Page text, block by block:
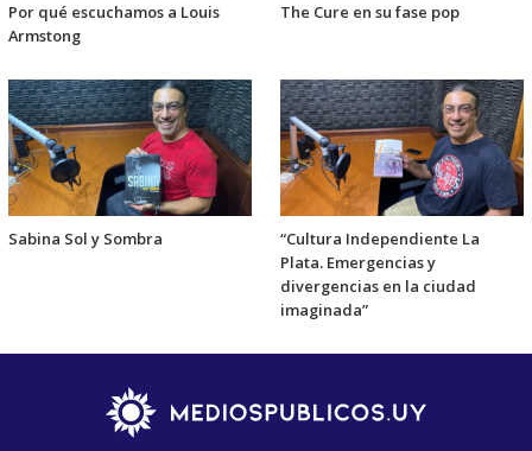
Por qué escuchamos a Louis
Armstong
The Cure en su fase pop
Sabina Sol y Sombra
“Cultura Independiente La
Plata. Emergencias y
divergencias en la ciudad
imaginada”